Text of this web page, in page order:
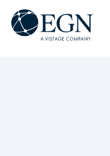
Spring til indhold
Executives' Global